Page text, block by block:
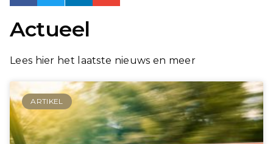
Actueel
Lees hier het laatste nieuws en meer
ARTIKEL